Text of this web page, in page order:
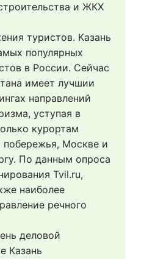
и ЖКХ
туристов. Казань
популярных
в России. Сейчас
имеет лучшии
направлений
уступая в
курортам
побережья, Москве и
По данным опроса
Tvil.ru,
наиболее
речного
деловой
Казань